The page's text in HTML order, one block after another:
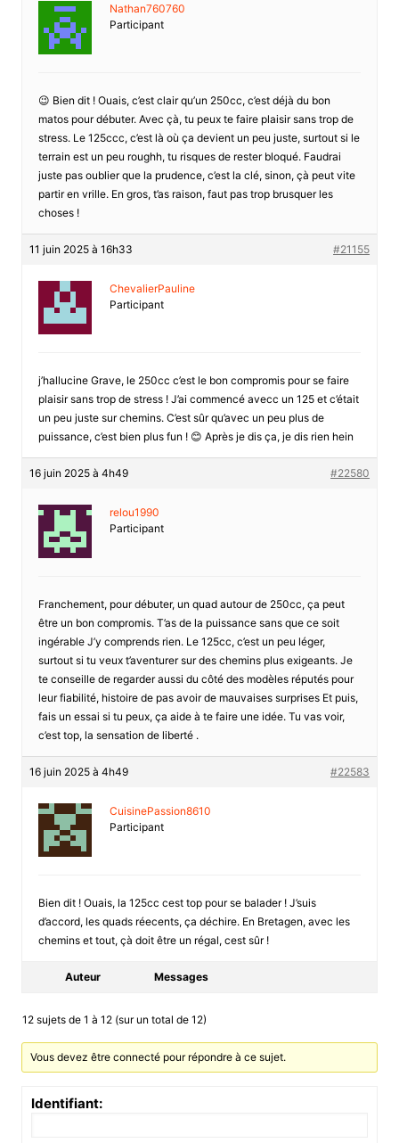
Nathan760760
Participant
😉 Bien dit ! Ouais, c’est clair qu’un 250cc, c’est déjà du bon
matos pour débuter. Avec çà, tu peux te faire plaisir sans trop de
stress. Le 125ccc, c’est là où ça devient un peu juste, surtout si le
terrain est un peu roughh, tu risques de rester bloqué. Faudrai
juste pas oublier que la prudence, c’est la clé, sinon, çà peut vite
partir en vrille. En gros, t’as raison, faut pas trop brusquer les
choses !
11 juin 2025 à 16h33 #21155
ChevalierPauline
Participant
j’hallucine Grave, le 250cc c’est le bon compromis pour se faire
plaisir sans trop de stress ! J’ai commencé avecc un 125 et c’était
un peu juste sur chemins. C’est sûr qu’avec un peu plus de
puissance, c’est bien plus fun ! 😊 Après je dis ça, je dis rien hein
16 juin 2025 à 4h49 #22580
relou1990
Participant
Franchement, pour débuter, un quad autour de 250cc, ça peut
être un bon compromis. T’as de la puissance sans que ce soit
ingérable J’y comprends rien. Le 125cc, c’est un peu léger,
surtout si tu veux t’aventurer sur des chemins plus exigeants. Je
te conseille de regarder aussi du côté des modèles réputés pour
leur fiabilité, histoire de pas avoir de mauvaises surprises Et puis,
fais un essai si tu peux, ça aide à te faire une idée. Tu vas voir,
c’est top, la sensation de liberté .
16 juin 2025 à 4h49 #22583
CuisinePassion8610
Participant
Bien dit ! Ouais, la 125cc cest top pour se balader ! J’suis
d’accord, les quads réecents, ça déchire. En Bretagen, avec les
chemins et tout, çà doit être un régal, cest sûr !
Auteur Messages
12 sujets de 1 à 12 (sur un total de 12)
Vous devez être connecté pour répondre à ce sujet.
Identifiant: